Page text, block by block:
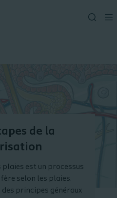
de la
est un processus
selon les plaies.
des principes généraux